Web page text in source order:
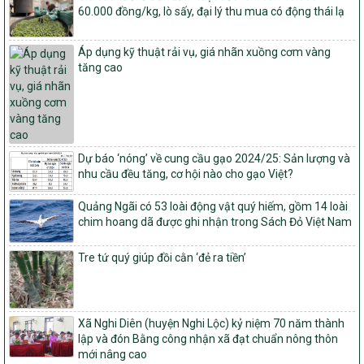
số: 19/2026/QĐ-TTg
Quy định điều kiện, trình tự, thủ tục, hồ sơ xét, công nhận, công bố
và thu hồi quyết định công nhận xã đạt chuẩn nông thôn mới, xã
đạt nông thôn mới hiện đại và tỉnh, thành phố hoàn thành nhiệm
vụ xây dựng nông thôn mới giai đoạn 2026 – 2030
Quyết định số 16/2026/QĐ-TTg
Quy định nguyên tắc, tiêu chí, định mức phân bổ ngân sách trung
ương và tỉ lệ vốn đối ứng ngân sách của địa phương thực hiện
Chương trình mục tiêu quốc gia xây dựng nông thôn mới, giảm
nghèo bền vững và phát triển kinh tế – xã hội vùng đồng bào dân
tộc thiểu số và miền núi giai đoạn 2026 – 2030
1451/QĐ-UBND
Phê duyệt danh sách các xã thuộc nhóm 1, nhóm 2, nhóm 3
trong xây dựng nông thôn mới giai đoạn 2026-2030 trên địa bàn
tỉnh Nghệ An
103/PTNT-NTM
Về việc đăng ký thực hiện Dự án liên kết theo chuỗi giá trị thuộc
Dự án 2 – Chương trình Mục tiêu quốc gia Giảm nghèo bền vững
giai đoạn 2021-2025 được kéo dài sang năm 2026
827/QĐ-BNNMT
Quyết định Ban hành Kế hoạch triển khai thực hiện Chương trình
60.000 đồng/kg, lò sấy, đại lý thu mua có động thái lạ
Áp dụng kỹ thuật rải vụ, giá nhãn xuồng cơm vàng
tăng cao
Dự báo ‘nóng’ về cung cầu gạo 2024/25: Sản lượng và
nhu cầu đều tăng, cơ hội nào cho gạo Việt?
Quảng Ngãi có 53 loài động vật quý hiếm, gồm 14 loài
chim hoang dã được ghi nhận trong Sách Đỏ Việt Nam
Tre tứ quý giúp đồi cằn ‘đẻ ra tiền’
Xã Nghi Diên (huyện Nghi Lộc) kỷ niệm 70 năm thành
lập và đón Bằng công nhận xã đạt chuẩn nông thôn
mới nâng cao